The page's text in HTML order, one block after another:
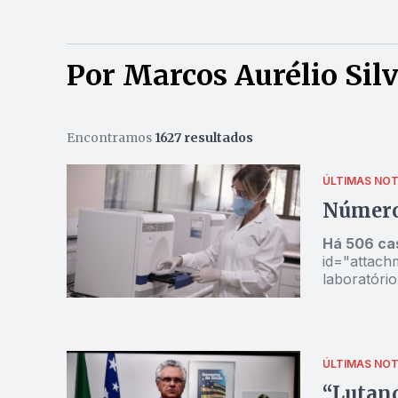
Por Marcos Aurélio
Encontramos 1627 resultados
ÚLTIMAS
Há 506
(1). Um
Goiás. Os
ÚLTIMAS